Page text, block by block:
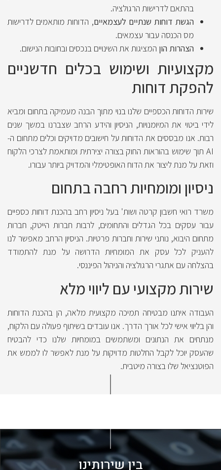
בהתאם לדרישות הרגולציה.
הגשת דוחות שנתיים לעצמאיים, הדוחות מותאמים לדרישות
מס הכנסה עבור עצמאים.
הצהרות הוןהמציגות את השינויים בנכסים ובחובות הנישום.
מקצועיות ושימוש בכלים חדשניים
להפקת דוחות
שירות הדוחות הכספיים שלנו בנוי מתוך הבנה מעמיקה בתחום ומביא
לידי ביטוי את המיומנויות, הניסיון והידע הרחב שצברנו במשך שנים
רבות. אנו מבססים את הדוחות על חישובים מדויקים וכלים מתחום ה-
AI תוך שימוש בהוראות החוק בצורה יצירתית ומותאמת לצרכי הלקוח
וזאת על מנת ליצור את הדוח האופטימלי והמדויק ביותר עבורו.
ניסיון ומומחיות רחבה בתחום
משרד רואי חשבון קרטה ושות' בעל ניסיון רחב בהכנת דוחות כספיים
עבור עסקים בכל הגדלים והתחומים, לרבות חברות הייטק, חברות
מתחום היבוא, נותני שירות וחברות פרטיות. הניסיון הרחב מאפשר לנו
להעניק לכל עסק את המומחיות הדרושה על מנת להתמודד
בהצלחה עם אתגרי הרגולציה והניהול הפיננסי.
שירות מקצועי עם ליווי מלא
העבודה איתנו מבטיחה תמיכה מקצועית מלאה, הן בהכנת הדוחות
והן בליווי אישי לכל אורך הדרך. אנו עובדים בשיתוף פעולה עם הלקוח,
מנתחים את הנתונים ומשתמשים במומחיות שלנו כדי להבטיח
שהעסק יוכל לקבל החלטות מדויקות על מנת לאפשר לו לממש את
הפוטנציאל שלו בצורה מיטבית.
בין שירותינו